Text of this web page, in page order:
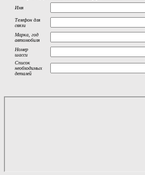
Имя
Телефон для
связи
Марка, год
автомобиля
Номер
шасси
Список
необходимых
деталей